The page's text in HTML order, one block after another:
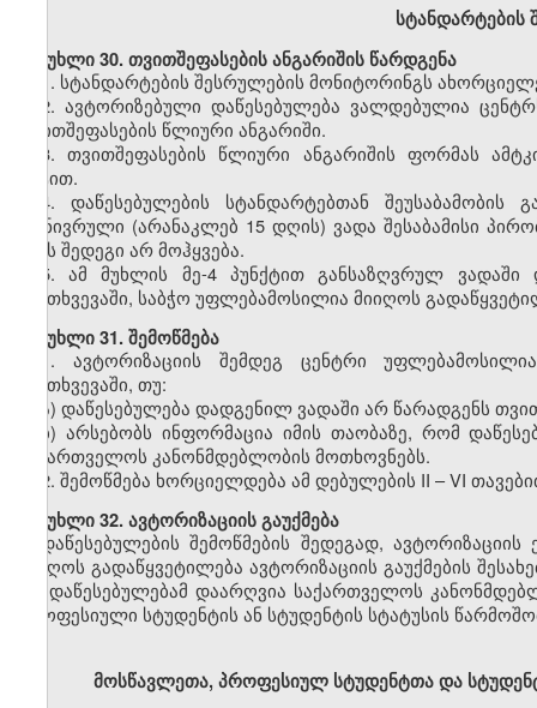
სტანდარტების
მუხლი30. თვითშეფასების ანგარიშის წარდგენა
1. სტანდარტების შესრულების მონიტორინგს
2. ავტორიზებული დაწესებულება ვალდებულია
თვითშეფასების წლიური ანგარიში.
3. თვითშეფასების წლიური ანგარიშის ფორმას
აქტით.
4. დაწესებულების სტანდარტებთან შეუსაბამობის
გონივრული (არანაკლებ 15 დღის) ვადა შესაბამისი
ამას შედეგი არ მოჰყვება.
5. ამ მუხლის მე-4 პუნქტით განსაზღვრულ ვადაში
შემთხვევაში, საბჭო უფლებამოსილია მიიღოს
მუხლი31. შემოწმება
1. ავტორიზაციის შემდეგ ცენტრი
შემთხვევაში, თუ:
ა) დაწესებულება დადგენილ ვადაში არ წარადგენს
ბ) არსებობს ინფორმაცია იმის თაობაზე, რომ
საქართველოს კანონმდებლობის მოთხოვნებს.
2. შემოწმება ხორციელდება ამ დებულების II – VI
მუხლი32. ავტორიზაციისგაუქმება
დაწესებულების შემოწმების შედეგად, ავტორიზაციის
მიიღოს გადაწყვეტილება ავტორიზაციის გაუქმების
თუ დაწესებულებამ დაარღვია საქართველოს
პროფესიული სტუდენტის ან სტუდენტის სტატუსის
მოსწავლეთა, პროფესიულ სტუდენტთა და